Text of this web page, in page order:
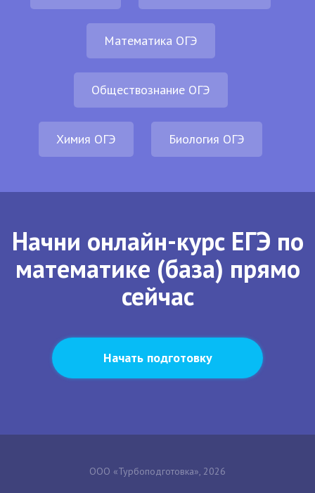
Математика ОГЭ
Обществознание ОГЭ
Химия ОГЭ Биология ОГЭ
Начни онлайн-курс ЕГЭ по
математике (база) прямо
сейчас
Начать подготовку
ООО «Турбоподготовка», 2026